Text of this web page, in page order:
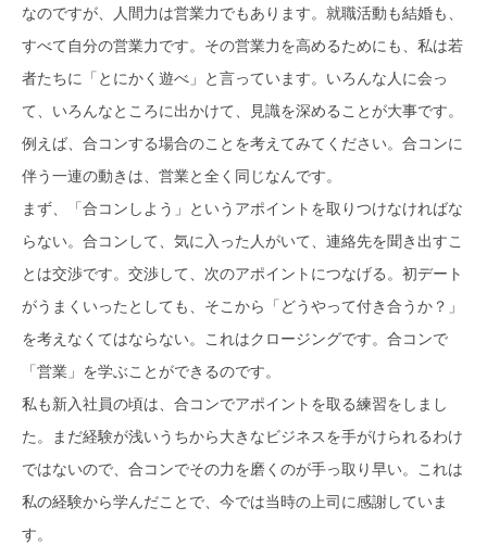
なのですが、人間力は営業力でもあります。就職活動も結婚も、
すべて自分の営業力です。その営業力を高めるためにも、私は若
者たちに「とにかく遊べ」と言っています。いろんな人に会っ
て、いろんなところに出かけて、見識を深めることが大事です。
例えば、合コンする場合のことを考えてみてください。合コンに
伴う一連の動きは、営業と全く同じなんです。
まず、「合コンしよう」というアポイントを取りつけなければな
らない。合コンして、気に入った人がいて、連絡先を聞き出すこ
とは交渉です。交渉して、次のアポイントにつなげる。初デート
がうまくいったとしても、そこから「どうやって付き合うか？」
を考えなくてはならない。これはクロージングです。合コンで
「営業」を学ぶことができるのです。
私も新入社員の頃は、合コンでアポイントを取る練習をしまし
た。まだ経験が浅いうちから大きなビジネスを手がけられるわけ
ではないので、合コンでその力を磨くのが手っ取り早い。これは
私の経験から学んだことで、今では当時の上司に感謝していま
す。